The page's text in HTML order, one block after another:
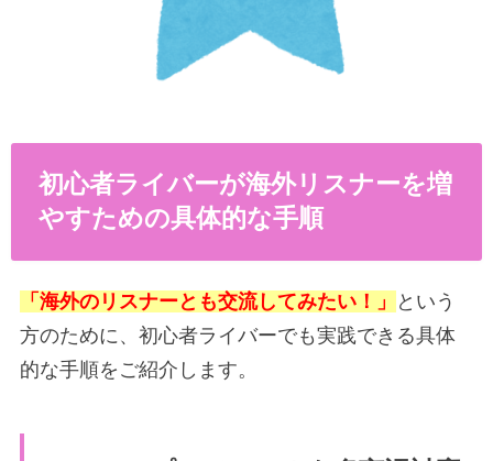
初心者ライバーが海外リスナーを増
やすための具体的な手順
「海外のリスナーとも交流してみたい！」
という
方のために、初心者ライバーでも実践できる具体
的な手順をご紹介します。